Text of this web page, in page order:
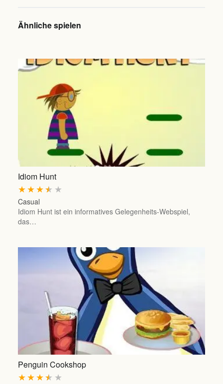
Ähnliche spielen
Idiom Hunt
★
★
★
★
★
Casual
Idiom Hunt ist ein informatives Gelegenheits-Webspiel,
das…
Penguin Cookshop
★
★
★
★
★